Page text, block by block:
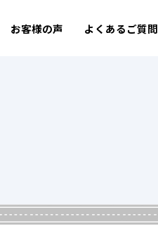
お客様の声 よくあるご質問